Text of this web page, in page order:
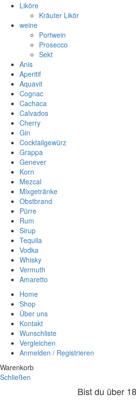
Liköre
Kräuter Likör
weine
Portwein
Prosecco
Sekt
Anis
Aperitif
Aquavit
Cognac
Cachaca
Calvados
Cherry
Gin
Cocktailgewürz
Grappa
Genever
Korn
Mezcal
Mixgetränke
Obstbrand
Pürre
Rum
Sirup
Tequila
Vodka
Whisky
Vermuth
Amaretto
Home
Shop
Über uns
Kontakt
Wunschliste
Vergleichen
Anmelden / Registrieren
Warenkorb
Schließen
Bist du über